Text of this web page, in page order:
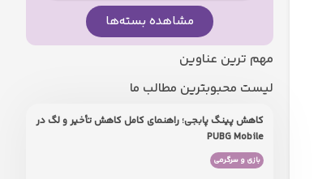
مشاهده بسته‌ها
مهم ترین عناوین
لیست محبوبترین مطالب ما
کاهش پینگ پابجی؛ راهنمای کامل کاهش تأخیر و لگ در
PUBG Mobile
بازی و سرگرمی